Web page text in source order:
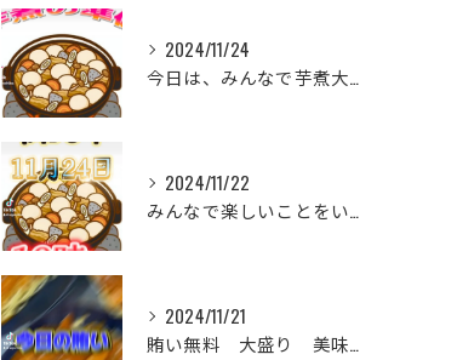
2024/11/24
今日は、みんなで芋煮大会🎶
2024/11/22
みんなで楽しいことをいっぱいしたい
2024/11/21
賄い無料 大盛り 美味い